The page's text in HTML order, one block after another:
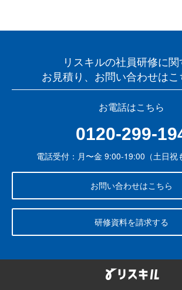
リスキルの社員研修に関
お見積り、お問い合わせはこ
お電話はこちら
0120-299-
電話受付：月〜金 9:00-19:00（土日祝
お問い合わせはこちら
研修資料を請求する